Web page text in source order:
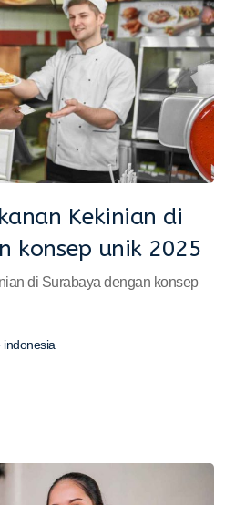
Kekinian di
konsep unik 2025
di Surabaya dengan konsep
indonesia